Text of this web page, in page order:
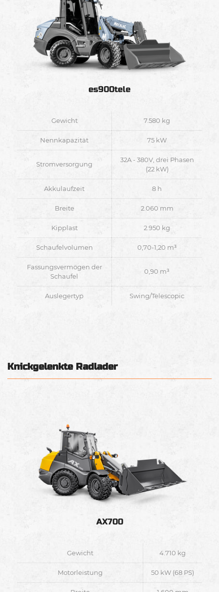
es900tele
Gewicht 7.580 kg
Nennkapazität 75 kW
Stromversorgung
32A - 380V, drei Phasen
(22 kW)
Akkulaufzeit 8 h
Breite 2.060 mm
Kipplast 2.950 kg
Schaufelvolumen 0,70-1,20 m³
Fassungsvermögen der
Schaufel
0,90 m³
Auslegertyp Swing/Telescopic
Knickgelenkte Radlader
AX700
Gewicht 4.710 kg
Motorleistung 50 kW (68 PS)